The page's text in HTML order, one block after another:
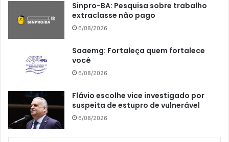
Sinpro-BA: Pesquisa sobre trabalho
extraclasse não pago
6/08/2026
Saaemg: Fortaleça quem fortalece
você
6/08/2026
Flávio escolhe vice investigado por
suspeita de estupro de vulnerável
6/08/2026